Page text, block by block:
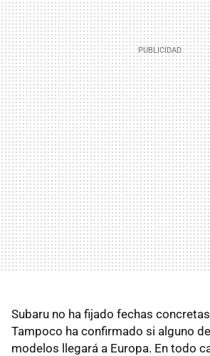
Subaru no ha fijado fechas
Tampoco ha confirmado si alguno
modelos llegará a Europa. En todo